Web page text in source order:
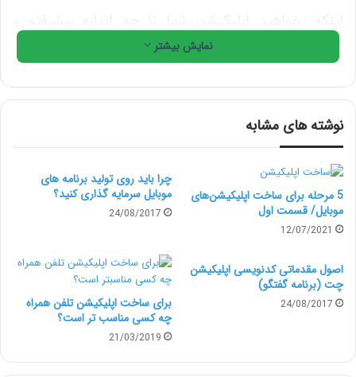
حرفه‌ای باشد تعیین می‌کند که چه فردی را برای توسعۀ آن
ساخت اپلیکیشن خواهد گذاشت. در ادامه به انواع
اپلیکیشن‌ها و نوع توسعۀ آنها اشاره خواهد شد.
برنامه‌های وب
این برنامه‌ها از نظر فنی برنامه‌های موبایل نیستند، بلکه وب
از ارزان‌ترین گزینه‌ها برای کسب و کارهای کوچک و نوپا
هستند.
نمایش بیشتر
نوشته های مشابه
5 مرحله برای ساخت اپلیکیشن‌های
موبایل/ قسمت اول
12/07/2021
چرا باید روی تولید برنامه های
موبایل سرمایه گذاری کنید؟
24/08/2017
اصول مقدماتی کدنویسی اپلیکیشن
چت (برنامه گفتگو)
24/08/2017
برای ساخت اپلیکیشن تلفن همراه
چه کسی مناسب تر است؟
21/03/2019